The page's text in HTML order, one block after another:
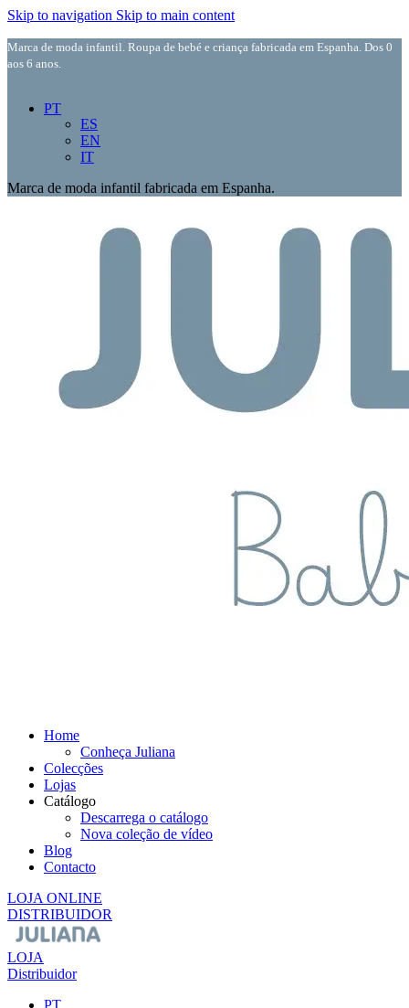
Skip to navigation Skip to main content
Marca de moda infantil. Roupa de bebé e criança fabricada em Espanha. Dos 0
aos 6 anos.
PT
ES
EN
IT
Marca de moda infantil fabricada em Espanha.
Home
Conheça Juliana
Colecções
Lojas
Catálogo
Descarrega o catálogo
Nova coleção de vídeo
Blog
Contacto
LOJA ONLINE
DISTRIBUIDOR
LOJA
Distribuidor